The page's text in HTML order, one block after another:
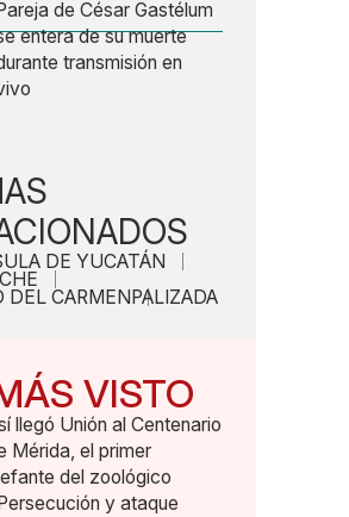
de César Gastélum
entera de su muerte
transmisión en
DE YUCATÁN
DEL CARMENPALIZADA
VISTO
llegó Unión al Centenario
Mérida, el primer
del zoológico
Persecución y ataque